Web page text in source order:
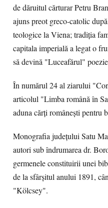
de dăruitul cărturar Petru
ajuns preot greco-catolic
teologice la Viena; tradiţia
capitala imperială a legat o
să devină "Luceafărul"
În numărul 24 al ziarului
articolul "Limba română în
aduna cărţi româneşti pentru
Monografia judeţului Satu
autori sub îndrumarea dr.
germenele constituirii unei
de la sfârşitul anului 1891,
"Kölcsey".